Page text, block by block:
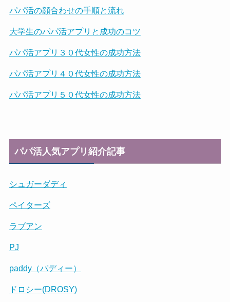
パパ活の顔合わせの手順と流れ
大学生のパパ活アプリと成功のコツ
パパ活アプリ３０代女性の成功方法
パパ活アプリ４０代女性の成功方法
パパ活アプリ５０代女性の成功方法
パパ活人気アプリ紹介記事
シュガーダディ
ペイターズ
ラブアン
PJ
paddy（パディー）
ドロシー(DROSY)